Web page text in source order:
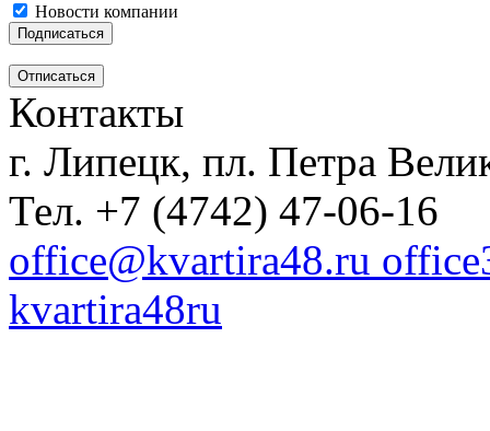
Новости компании
Контакты
г. Липецк, пл. Петра
Тел. +7 (4742) 47-06-16
office@kvartira48.ru
kvartira48ru